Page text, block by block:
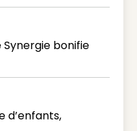
bonifie
d’enfants,